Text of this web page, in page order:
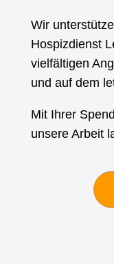
Wir
Hospizdienst
vielfältigen
und auf dem
Mit Ihrer
unsere Arbeit